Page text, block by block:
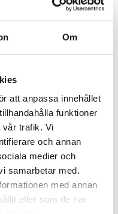
Om
att anpassa innehållet
funktioner
vår trafik. Vi
och annan
medier och
samarbetar med.
med annan
eller som de har
nyckeltal
Du får en
betyder något, ett
oavsett